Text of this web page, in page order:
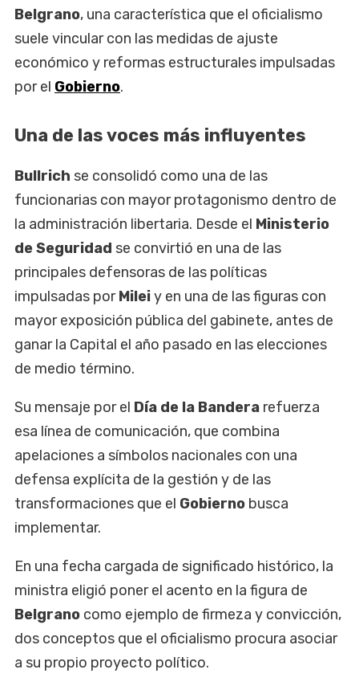
Belgrano, una característica que el oficialismo
suele vincular con las medidas de ajuste
económico y reformas estructurales impulsadas
por el Gobierno.
Una de las voces más influyentes
Bullrich se consolidó como una de las
funcionarias con mayor protagonismo dentro de
la administración libertaria. Desde el Ministerio
de Seguridad se convirtió en una de las
principales defensoras de las políticas
impulsadas porMileiy en una de las figuras con
mayor exposición pública del gabinete, antes de
ganar la Capital el año pasado en las elecciones
de medio término.
Su mensaje por el Día de la Bandera refuerza
esa línea de comunicación, que combina
apelaciones a símbolos nacionales con una
defensa explícita de la gestión y de las
transformaciones que el Gobierno busca
implementar.
En una fecha cargada de significado histórico, la
ministra eligió poner el acento en la figura de
Belgrano como ejemplo de firmeza y convicción,
dos conceptos que el oficialismo procura asociar
a su propio proyecto político.